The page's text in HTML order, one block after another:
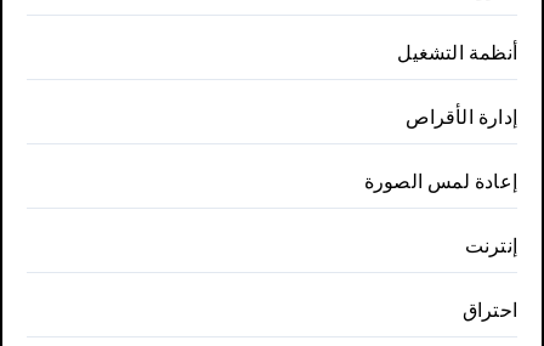
أنظمة التشغيل
إدارة الأقراص
إعادة لمس الصورة
إنترنت
احتراق